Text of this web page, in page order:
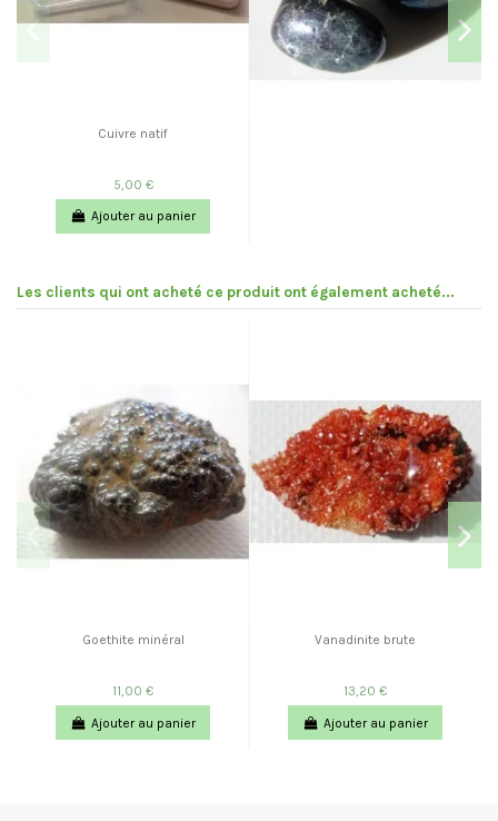
Cuivre natif
5,00 €
Ajouter au panier
Les clients qui ont acheté ce produit ont également acheté...
Goethite minéral
11,00 €
Ajouter au panier
Vanadinite brute
13,20 €
Ajouter au panier